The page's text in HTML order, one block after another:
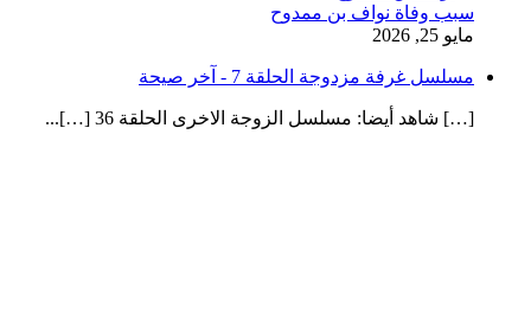
سبب وفاة نواف بن ممدوح
مايو 25, 2026
مسلسل غرفة مزدوجة الحلقة 7 - آخر صيحة
[…] شاهد أيضا: مسلسل الزوجة الاخرى الحلقة 36 […]...